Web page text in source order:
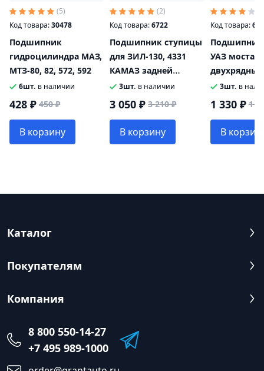
(5)
Код товара:30478
Подшипник
гидроцилиндра МАЗ,
МТЗ-80, 82, 572, 592
6шт. в наличии
428 ₽ 450 ₽
В корзину
(2)
Код товара:6722
Подшипник ступицы
для ЗИЛ-130, 4331
КАМАЗ задней
внутренний 7517-6А
(32217)
3шт. в наличии
3 050 ₽ 3 210 ₽
В корзину
Код товара:
Подшипник
УАЗ моста
двухрядный
6АУ3шт. в
1 330 ₽ 1
В
Каталог
Покупателям
Компания
8 800 550-14-27
+7 495 989-1000